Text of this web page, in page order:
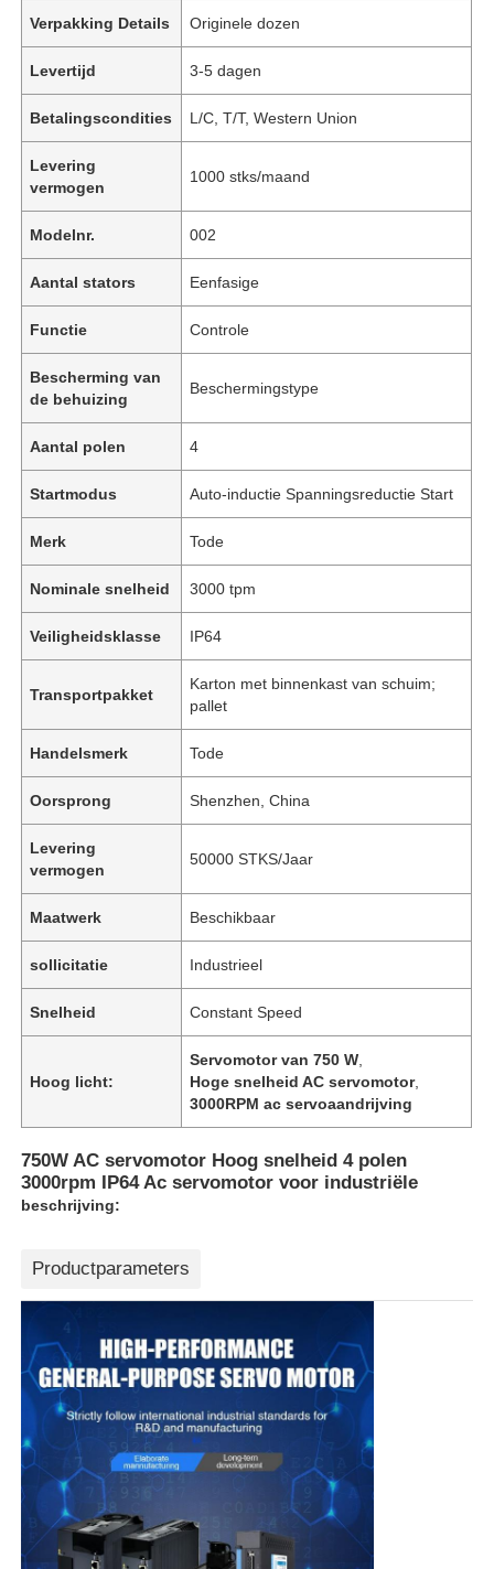
Thuis
Producten
Over ons
Verpakking Details Originele dozen
Levertijd 3-5 dagen
Betalingscondities L/C, T/T, Western Union
Levering
vermogen
1000 stks/maand
Modelnr. 002
Aantal stators Eenfasige
Functie Controle
Bescherming van
de behuizing
Beschermingstype
Aantal polen 4
Startmodus Auto-inductie Spanningsreductie Start
Merk Tode
Nominale snelheid 3000 tpm
Veiligheidsklasse IP64
Transportpakket
Karton met binnenkast van schuim;
pallet
Handelsmerk Tode
Oorsprong Shenzhen, China
Levering
vermogen
50000 STKS/Jaar
Maatwerk Beschikbaar
sollicitatie Industrieel
Snelheid Constant Speed
Hoog licht:
Servomotor van 750 W
Hoge snelheid AC servomotor,
3000RPM ac servoaandrijving
750W AC servomotor Hoog snelheid 4 polen
3000rpm IP64 Ac servomotor voor industriële
beschrijving:
Productparameters